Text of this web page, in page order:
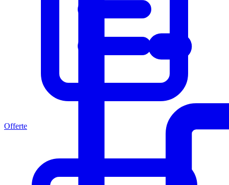
Offerte